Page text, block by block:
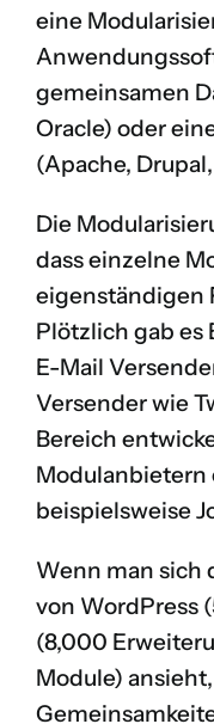
eine
gemeinsamen
Oracle) oder
(Apache,
Die
dass einzelne
eigenständigen
Plötzlich gab es
E-Mail
Versender wie
Bereich
Modulanbietern
beispielsweise
Wenn man sich
von WordPress
(8,000
Module)